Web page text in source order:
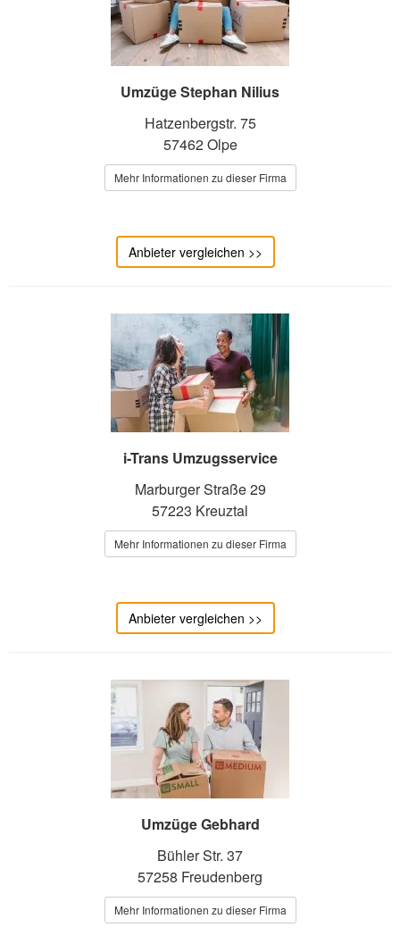
Umzüge Stephan Nilius
Hatzenbergstr. 75
57462 Olpe
Mehr Informationen zu dieser Firma
Anbieter vergleichen >>
i-Trans Umzugsservice
Marburger Straße 29
57223 Kreuztal
Mehr Informationen zu dieser Firma
Anbieter vergleichen >>
Umzüge Gebhard
Bühler Str. 37
57258 Freudenberg
Mehr Informationen zu dieser Firma